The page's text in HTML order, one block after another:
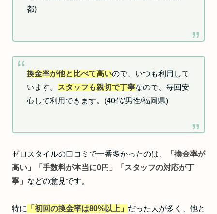
都)
換金率が他と比べて高いので、いつも利用して
います。
スタッフも親切で丁寧なので、毎回安
心して利用できます。(40代/男性/福岡県)
ゼロスタイルの口コミで一番多かったのは、
「換金率が
高い」「手数料が本当に0円」「スタッフの対応が丁
寧」 などの意見です。
特に 「初回の換金率は80%以上」 だった人が多く、他と